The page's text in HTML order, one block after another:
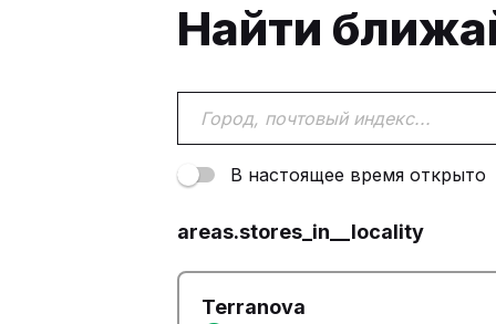
Найти
В настоящее время открыто
areas.stores_in__locality
Terranova